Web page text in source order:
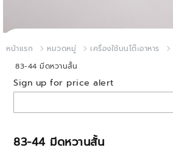
หน้าแรก หมวดหมู่ เครื่องใช้บนโต๊ะอาหาร
83-44 มีดหวานสั้น
83-44 มีดหวานสั้น
Sign up for price alert